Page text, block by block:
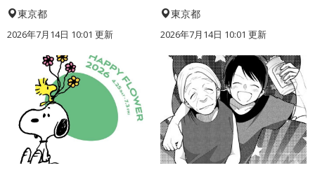
東京都
2026年7月14日 10:01 更新
東京都
2026年7月14日 10:01 更新